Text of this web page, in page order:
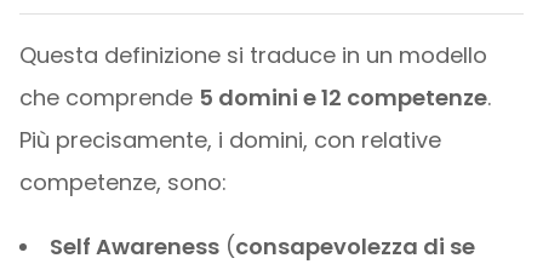
Questa definizione si traduce in un modello
che comprende 5 domini e 12 competenze.
Più precisamente, i domini, con relative
competenze, sono:
Self Awareness(consapevolezza di se